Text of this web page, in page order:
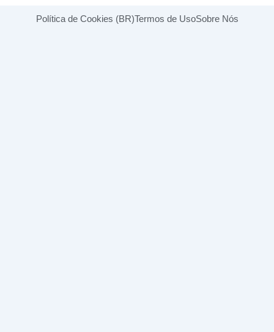
Política de Cookies (BR)Termos de UsoSobre Nós